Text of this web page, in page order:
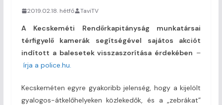
2019.02.18. hétfő TaviTV
A Kecskeméti Rendőrkapitányság munkatársai
térfigyelő kamerák segítségével sajátos akciót
indított a balesetek visszaszorítása érdekében –
írja a police.hu.
Kecskeméten egyre gyakoribb jelenség, hogy a kijelölt
gyalogos-átkelőhelyeken közlekedők, és a „zebrákat”